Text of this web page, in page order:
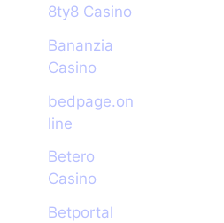
8ty8 Casino
Bananzia
Casino
bedpage.on
line
Betero
Casino
Betportal